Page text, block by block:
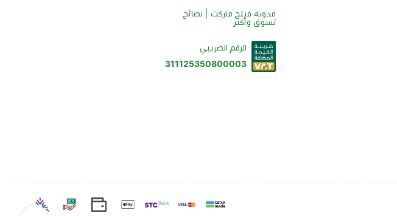
مدونة فيلج ماركت | نصائح
تسوق وأكثر
الرقم الضريبي
311125350800003